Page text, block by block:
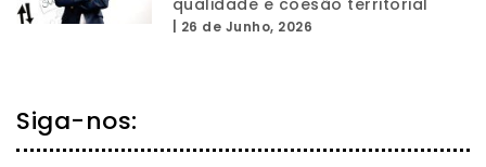
qualidade e coesão territorial
26 de Junho, 2026
Siga-nos: